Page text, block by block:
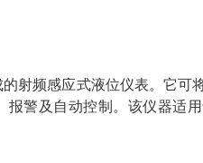
射频感应式液位仪表。它
报警及自动控制。该仪器适